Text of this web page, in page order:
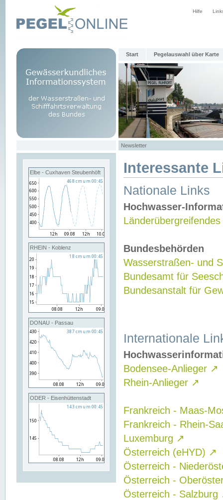
Hilfe
Start Pegelauswahl über Karte
Newsletter
Elbe - Cuxhaven Steubenhöft
RHEIN - Koblenz
DONAU - Passau
ODER - Eisenhüttenstadt
Interessante
Nationale Links
Hochwasser-
Bundesbehörden
Wasserstraßen- und
Bundesamt für
Bundesanstalt für
Internationale
Bodensee-Anlieger ↗
Rhein-Anlieger ↗
Frankreich - Maas-
Frankreich - Rhein-
Luxemburg ↗
Österreich (eHYD) ↗
Österreich -
Österreich -
Österreich - Salzburg